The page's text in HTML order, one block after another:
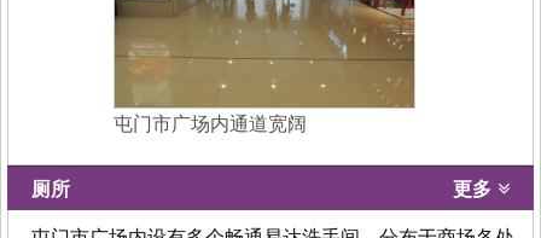
屯门市广场内通道宽阔
厕所 更多